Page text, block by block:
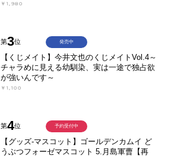
￥1,980
第3位
【くじメイト】今井文也のくじメイトVol.4～
チャラめに見える幼馴染、実は一途で独占欲
が強いんです～
￥1,100
発売中
第4位
【グッズ-マスコット】ゴールデンカムイ ど
うぶつフォーゼマスコット 5.月島軍曹【再
予約受付中